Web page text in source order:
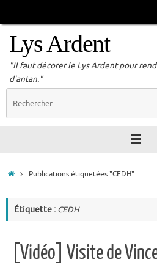
Lys Ardent
"Il faut décorer le Lys Ardent pour
d'antan."
AccueilPublications étiquetées "CEDH"
Étiquette : CEDH
[Vidéo] Visite de